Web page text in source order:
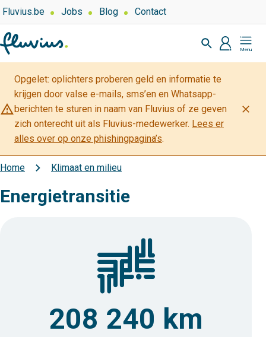
Overslaan
en
naar
de
inhoud
gaan
Top
navigation
Over
Fluvius.be Jobs Blog Contact
Zoeken
profiel
Mijn
Fluvius
warning_amber
Opgelet: oplichters proberen geld en informatie te
krijgen door valse e-mails, sms’en en Whatsapp-
berichten te sturen in naam van Fluvius of ze geven
zich onterecht uit als Fluvius-medewerker. Lees er
alles over op onze phishingpagina’s.
close
Kruimelpad
Home Klimaat en milieu
Energietransitie
leidingen
208 240 km